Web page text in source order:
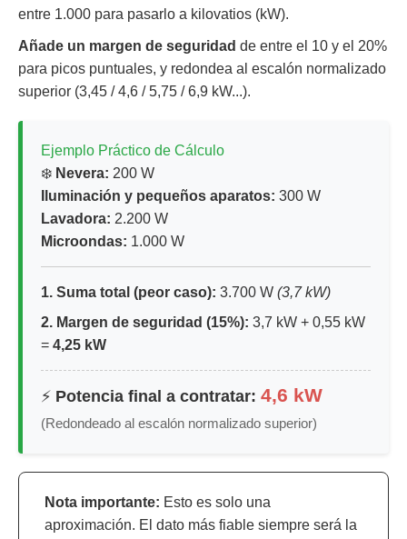
entre 1.000 para pasarlo a kilovatios (kW).
Añade un margen de seguridad de entre el 10 y el 20%
para picos puntuales, y redondea al escalón normalizado
superior (3,45 / 4,6 / 5,75 / 6,9 kW...).
Ejemplo Práctico de Cálculo
❄️ Nevera: 200 W
Iluminación y pequeños aparatos: 300 W
Lavadora: 2.200 W
Microondas: 1.000 W
1. Suma total (peor caso): 3.700 W (3,7 kW)
2. Margen de seguridad (15%): 3,7 kW + 0,55 kW
= 4,25 kW
⚡ Potencia final a contratar: 4,6 kW
(Redondeado al escalón normalizado superior)
Nota importante: Esto es solo una
aproximación. El dato más fiable siempre será la